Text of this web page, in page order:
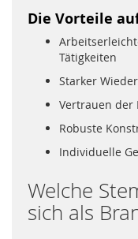
Die Vorteile
Tätigkeiten
Starker
Vertrauen der
Robuste
Individuelle
Welche
sich als